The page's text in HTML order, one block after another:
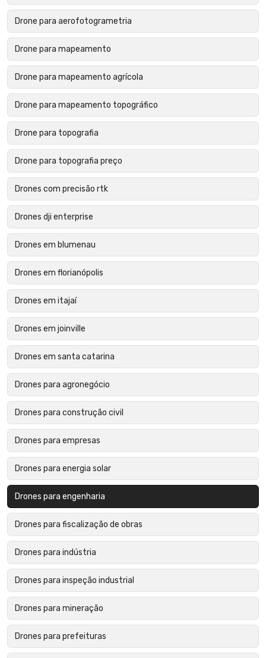
Drone para aerofotogrametria
Drone para mapeamento
Drone para mapeamento agrícola
Drone para mapeamento topográfico
Drone para topografia
Drone para topografia preço
Drones com precisão rtk
Drones dji enterprise
Drones em blumenau
Drones em florianópolis
Drones em itajaí
Drones em joinville
Drones em santa catarina
Drones para agronegócio
Drones para construção civil
Drones para empresas
Drones para energia solar
Drones para engenharia
Drones para fiscalização de obras
Drones para indústria
Drones para inspeção industrial
Drones para mineração
Drones para prefeituras